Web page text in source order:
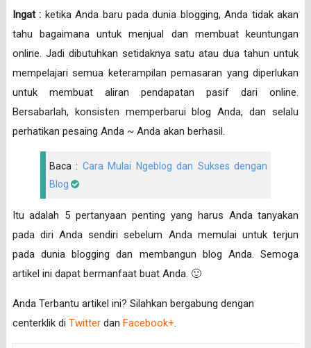
Ingat : ketika Anda baru pada dunia blogging, Anda tidak akan
tahu bagaimana untuk menjual dan membuat keuntungan
online. Jadi dibutuhkan setidaknya satu atau dua tahun untuk
mempelajari semua keterampilan pemasaran yang diperlukan
untuk membuat aliran pendapatan pasif dari online.
Bersabarlah, konsisten memperbarui blog Anda, dan selalu
perhatikan pesaing Anda ~ Anda akan berhasil.
Baca : Cara Mulai Ngeblog dan Sukses dengan
Blog
Itu adalah 5 pertanyaan penting yang harus Anda tanyakan
pada diri Anda sendiri sebelum Anda memulai untuk terjun
pada dunia blogging dan membangun blog Anda. Semoga
artikel ini dapat bermanfaat buat Anda. 🙂
Anda Terbantu artikel ini? Silahkan bergabung dengan
centerklik di Twitterdan Facebook+.